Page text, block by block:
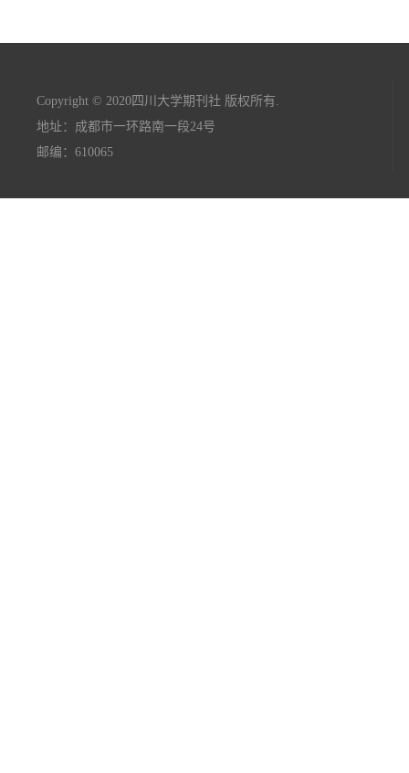
Copyright © 2020四川大学期刊社 版权所有.
地址：成都市一环路南一段24号
邮编：610065